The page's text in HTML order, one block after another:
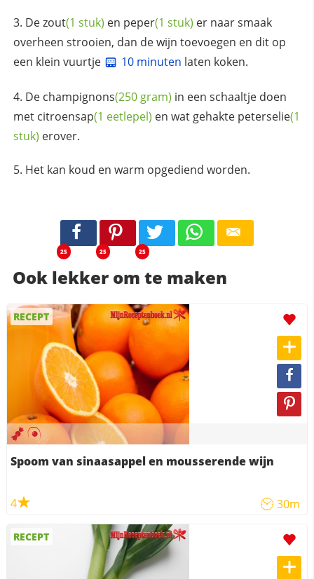
Dezout(1 stuk) en peper(1 stuk) er naar smaak
overheen strooien, dan de wijn toevoegen en dit op
een klein vuurtje
10 minuten laten koken.
De champignons(250 gram) in een schaaltje doen
met citroensap(1 eetlepel) en wat gehakte peterselie(1
stuk) erover.
Het kan koud en warm opgediend worden.
25 25 25
Ook lekker om te maken
RECEPT
Spoom van sinaasappel en mousserende wijn
4 30m
RECEPT